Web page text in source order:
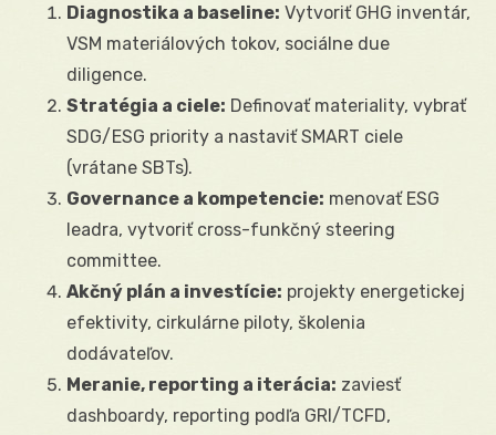
Diagnostika a baseline: Vytvoriť GHG inventár,
VSM materiálových tokov, sociálne due
diligence.
Stratégia a ciele: Definovať materiality, vybrať
SDG/ESG priority a nastaviť SMART ciele
(vrátane SBTs).
Governance a kompetencie: menovať ESG
leadra, vytvoriť cross-funkčný steering
committee.
Akčný plán a investície: projekty energetickej
efektivity, cirkulárne piloty, školenia
dodávateľov.
Meranie, reporting a iterácia: zaviesť
dashboardy, reporting podľa GRI/TCFD,